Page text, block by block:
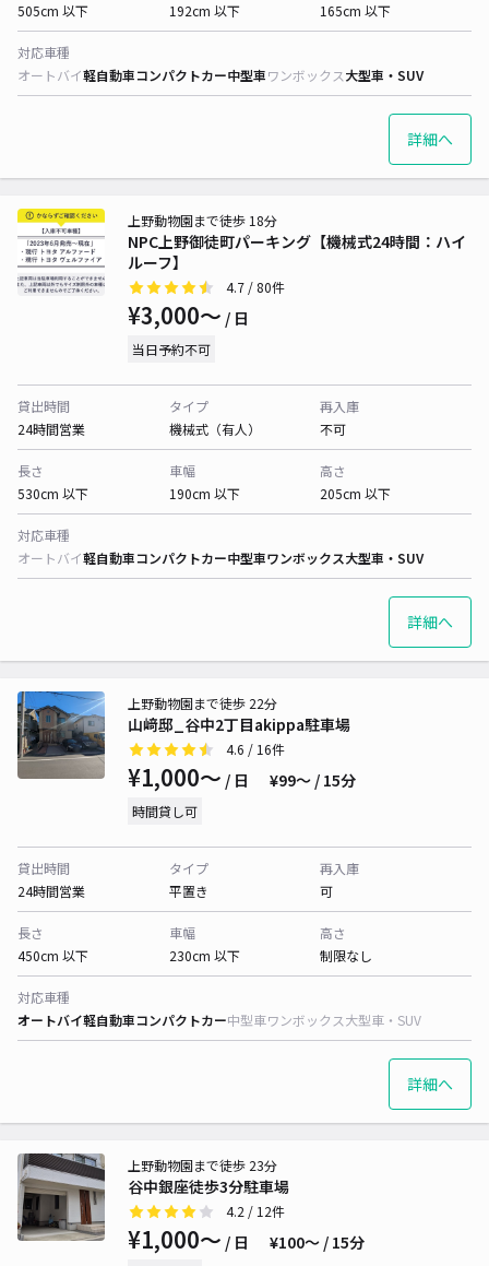
505cm 以下
192cm 以下
165cm 以下
対応車種
オートバイ軽自動車コンパクトカー中型車ワンボックス大型車・SUV
詳細へ
NPC上野御徒町パーキング【機械式24時間：ハイ
ルーフ】
上野動物園まで徒歩 18分
4.7 / 80件
¥3,000〜 / 日
当日予約不可
貸出時間
24時間営業
タイプ
機械式（有人）
再入庫
不可
長さ
530cm 以下
車幅
190cm 以下
高さ
205cm 以下
対応車種
オートバイ軽自動車コンパクトカー中型車ワンボックス大型車・SUV
詳細へ
山﨑邸_谷中2丁目akippa駐車場
上野動物園まで徒歩 22分
4.6 / 16件
¥1,000〜 / 日 ¥99〜 / 15分
時間貸し可
貸出時間
24時間営業
タイプ
平置き
再入庫
可
長さ
450cm 以下
車幅
230cm 以下
高さ
制限なし
対応車種
オートバイ軽自動車コンパクトカー中型車ワンボックス大型車・SUV
詳細へ
谷中銀座徒歩3分駐車場
上野動物園まで徒歩 23分
4.2 / 12件
¥1,000〜 / 日 ¥100〜 / 15分